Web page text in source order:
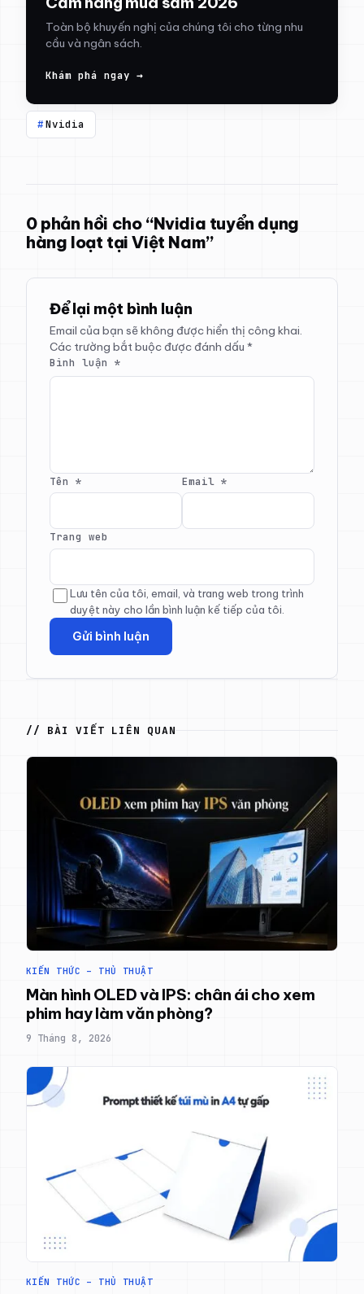
Toàn bộ khuyến nghị của chúng tôi cho từng nhu
cầu và ngân sách.
Khám phá ngay →
Nvidia
0 phản hồi cho “Nvidia tuyển dụng
hàng loạt tại Việt Nam”
Để lại một bình luận
Email của bạn sẽ không được hiển thị công khai.
Các trường bắt buộc được đánh dấu *
Bình luận *
Tên * Email *
Trang web
Lưu tên của tôi, email, và trang web trong trình
duyệt này cho lần bình luận kế tiếp của tôi.
// BÀI VIẾT LIÊN QUAN
KIẾN THỨC – THỦ THUẬT
Màn hình OLED và IPS: chân ái cho xem
phim hay làm văn phòng?
9 Tháng 8, 2026
KIẾN THỨC – THỦ THUẬT